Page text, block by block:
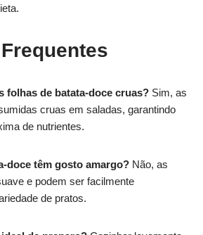
folhas de batata-doce cruas? Sim, as
cruas em saladas, garantindo
de nutrientes.
doce têm gosto amargo? Não, as
e podem ser facilmente
de pratos.